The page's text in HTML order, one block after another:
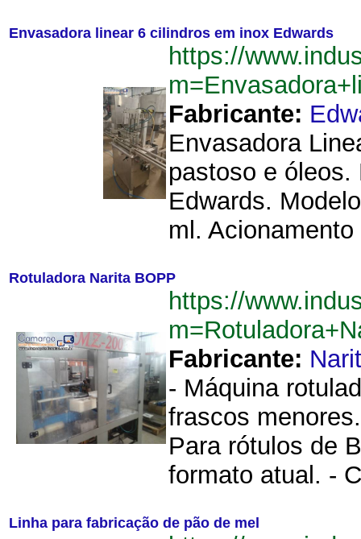
Envasadora linear 6 cilindros em inox Edwards
https://
Fabricante:
Envasadora
pastoso e
Edwards.
ml.
Rotuladora Narita BOPP
https://
Fabricante:
- Máquina
frascos
Para rótulos de
formato atual. -
Linha para fabricação de pão de mel